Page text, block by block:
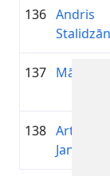
136 Andris
137 Māris
138 Arturs
Jansons